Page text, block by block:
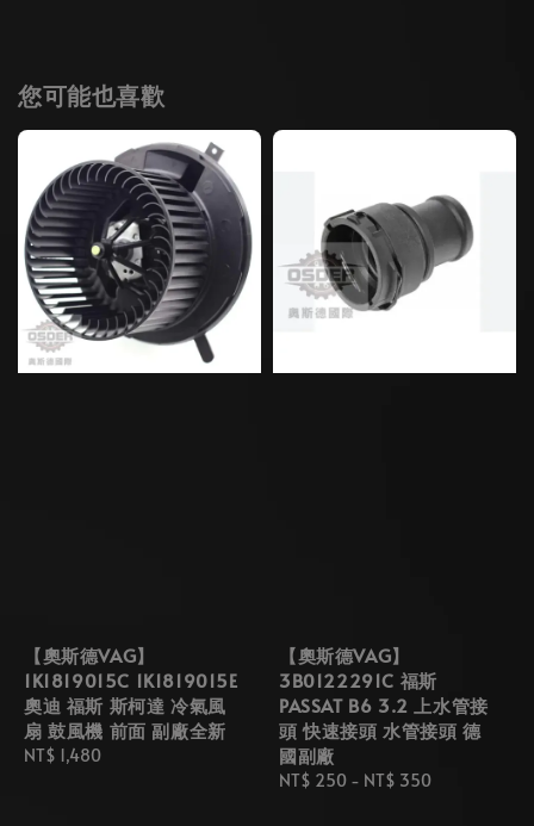
您可能也喜歡
【奧斯德VAG】
1K1819015C 1K1819015E
奧迪 福斯 斯柯達 冷氣風
扇 鼓風機 前面 副廠全新
Regular
NT$ 1,480
【奧斯德VAG】
3B0122291C 福斯
PASSAT B6 3.2 上水管接
頭 快速接頭 水管接頭 德
國副廠
Regular
NT$ 250 - NT$ 350